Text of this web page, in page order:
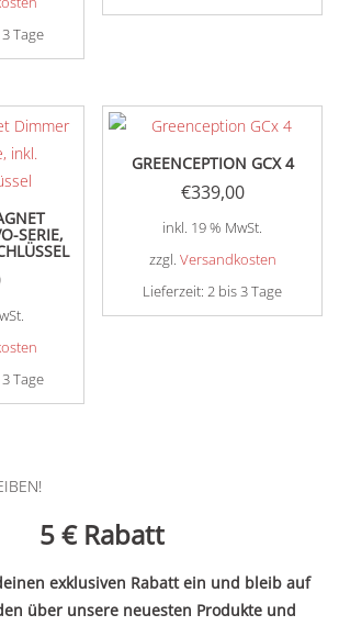
Tage
SERIE,
Tage
GREENCEPTION GCX 4
€339,00
inkl. 19 % MwSt.
zzgl. Versandkosten
Lieferzeit:2 bis 3 Tage
5 € Rabatt
exklusiven Rabatt ein und bleib auf
über unsere neuesten Produkte und